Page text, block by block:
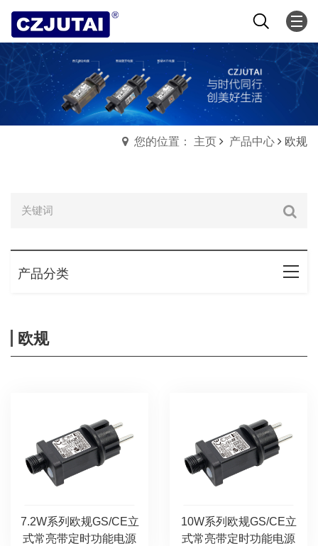
您的位置： 主页 产品中心 欧规
产品分类
欧规
7.2W系列欧规GS/CE立
式常亮带定时功能电源
10W系列欧规GS/CE立
式常亮带定时功能电源